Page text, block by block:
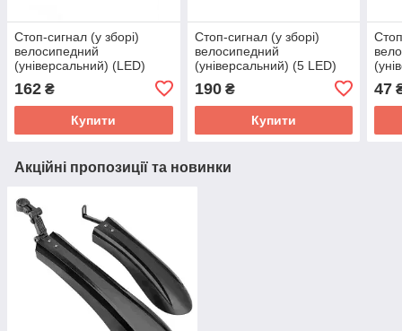
Стоп-сигнал (у зборі)
велосипедний
(універсальний) (LED)
162 ₴
Купити
Стоп-сигнал (у зборі)
велосипедний
(універсальний) (5 LED)
190₴
Купити
47
Акційні пропозиції та новинки